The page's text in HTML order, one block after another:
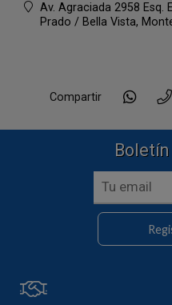
Av. Agraciada 2958 Esq.
Prado / Bella Vista,
Compartir